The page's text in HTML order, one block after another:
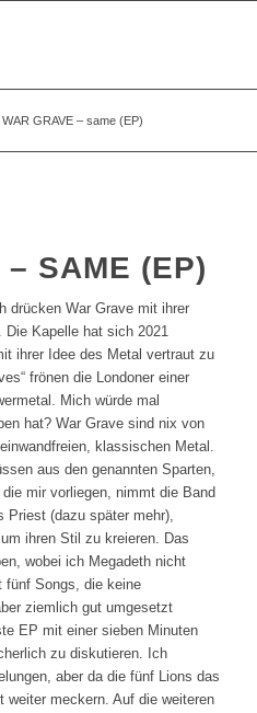
WAR GRAVE – same (EP)
– SAME (EP)
drücken War Grave mit ihrer
Kapelle hat sich 2021
ihrer Idee des Metal vertraut zu
frönen die Londoner einer
Mich würde mal
hat? War Grave sind nix von
klassischen Metal.
aus den genannten Sparten,
mir vorliegen, nimmt die Band
Priest (dazu später mehr),
ihren Stil zu kreieren. Das
wobei ich Megadeth nicht
fünf Songs, die keine
ziemlich gut umgesetzt
EP mit einer sieben Minuten
zu diskutieren. Ich
aber da die fünf Lions das
meckern. Auf die weiteren